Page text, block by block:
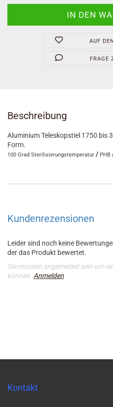
AUF
FRAGE
Beschreibung
Aluminium Teleskopstiel 1750 bis
Form.
100 Grad Sterilisierungstemperatur / PHB
Kundenrezensionen
Leider sind noch keine
der das Produkt bewertet.
Sie müssen angemeldet sein um
können. Anmelden
Kontakt